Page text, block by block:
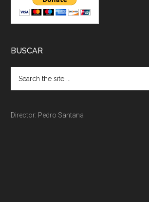
BUSCAR
Director: Pedro Santana